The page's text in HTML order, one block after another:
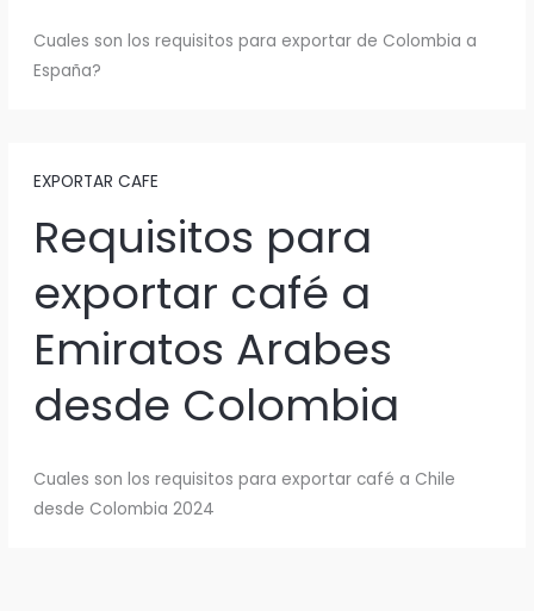
Cuales son los requisitos para exportar de Colombia a
España?
EXPORTAR CAFE
Requisitos para
exportar café a
Emiratos Arabes
desde Colombia
Cuales son los requisitos para exportar café a Chile
desde Colombia 2024